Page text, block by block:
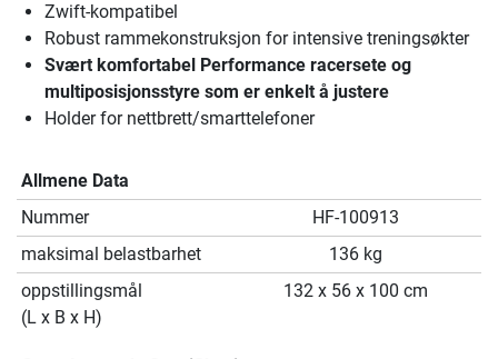
Zwift-kompatibel
Robust rammekonstruksjon for intensive treningsøkter
Svært komfortabel Performance racersete og
multiposisjonsstyre som er enkelt å justere
Holder for nettbrett/smarttelefoner
Allmene Data
Nummer
HF-100913
maksimal belastbarhet
136 kg
oppstillingsmål
(L x B x H)
132 x 56 x 100 cm